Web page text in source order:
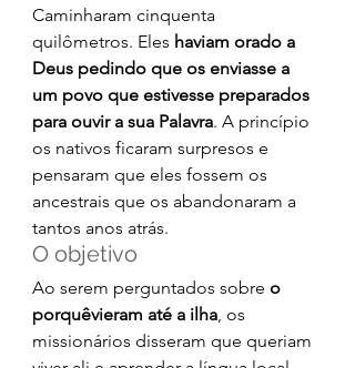
Caminharam cinquenta
quilômetros. Eles haviam orado a
Deus pedindo que os enviasse a
um povo que estivesse preparados
para ouvir a sua Palavra. A princípio
os nativos ficaram surpresos e
pensaram que eles fossem os
ancestrais que os abandonaram a
tantos anos atrás.
O objetivo
Ao serem perguntados sobre o
porquêvieram até a ilha, os
missionários disseram que queriam